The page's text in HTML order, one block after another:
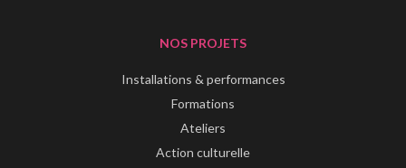
NOS PROJETS
Installations & performances
Formations
Ateliers
Action culturelle